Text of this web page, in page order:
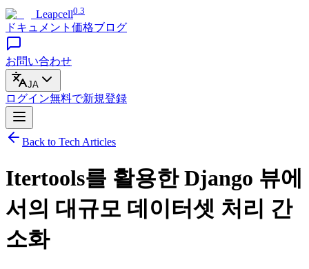
Leapcell0.3
ドキュメント 価格ブログ
お問い合わせ
JA
ログイン無料で新規登録
Back to Tech Articles
Itertools를 활용한 Django 뷰에
서의 대규모 데이터셋 처리 간
소화